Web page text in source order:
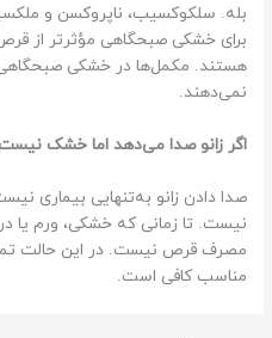
بله. سلکوکسیب، ناپروکسن و
برای خشکی صبحگاهی مؤثرتر از
هستند. مکمل‌ها در خشکی صبحگاهی
نمی‌دهند.
اگر زانو صدا می‌دهد اما خشک
صدا دادن زانو به‌تنهایی بیماری
نیست. تا زمانی که خشکی، ورم یا
مصرف قرص نیست. در این حالت
مناسب کافی است.